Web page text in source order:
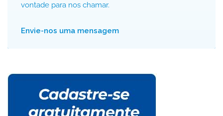
vontade para nos chamar.
Envie-nos uma mensagem